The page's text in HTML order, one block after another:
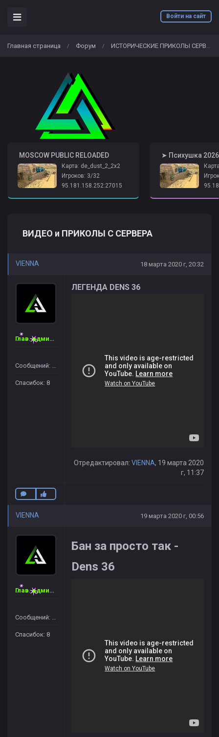
Войти на сайт
Главная страница / Форум / ИСТОРИЧЕСКИЕ ПРИКОЛЫ СЕРВЕРА
️ MOSCOW PUBLIC RELOADED
Карта: de_dust_2_2x2
Игроков: 3/32
95.181.158.252:27015
ВИДЕО и ПРИКОЛЫ С СЕРВЕРА
VIENNA 18 марта 2020 г, 20:32
Глав. администратор
Сообщений: 46
Спасибок: 8
ЛЕГЕНДА DENS 36
Отредактировал: VIENNA, 19 марта 2020
г, 11:37
VIENNA 19 марта 2020 г, 00:56
Глав. администратор
Сообщений: 46
Спасибок: 8
Бан за просто так -
Dens 36